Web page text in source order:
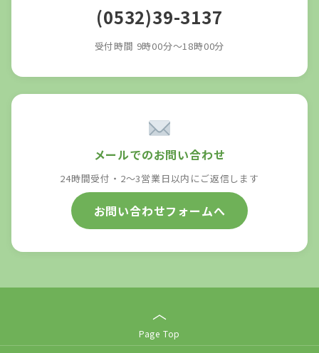
(0532)39-3137
受付時間 9時00分～18時00分
メールでのお問い合わせ
24時間受付・2〜3営業日以内にご返信します
お問い合わせフォームへ
︿
Page Top